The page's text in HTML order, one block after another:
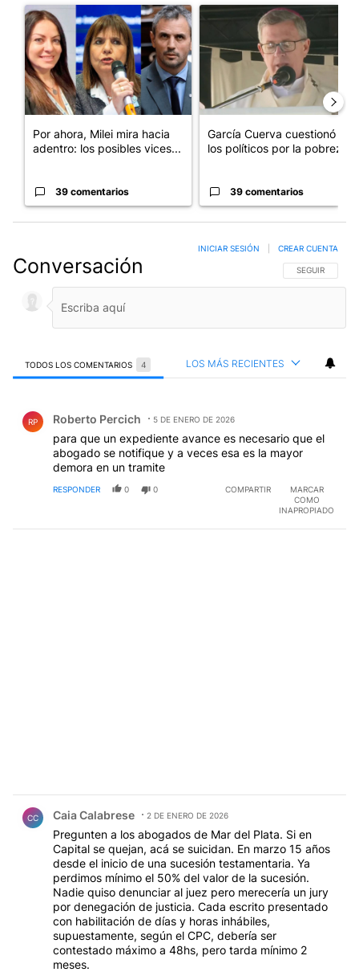
Un artículo de tendencia con el título "Por ahora, Milei mira
Por ahora, Milei mira hacia
adentro: los posibles vices...
39 comentarios
Un artículo de tendencia con
García Cuerva cuestionó a
los políticos por la pobreza
39 comentarios
Conversación SIGA ESTA
SEGUIR
INICIAR SESIÓN CREAR CUENTA
TODOS LOS COMENTARIOS 4 LOS MÁS RECIENTES
RP Roberto Percich 5 DE ENERO DE 2026
para que un expediente avance es necesario que el
abogado se notifique y a veces esa es la mayor
demora en un tramite
RESPONDER 0 0 COMPARTIR
MARCAR
COMO
INAPROPIADO
CC Caia Calabrese 2 DE ENERO DE 2026
Pregunten a los abogados de Mar del Plata. Si en
Capital se quejan, acá se suicidan. En marzo 15 años
desde el inicio de una sucesión testamentaria. Ya
perdimos mínimo el 50% del valor de la sucesión.
Nadie quiso denunciar al juez pero merecería un jury
por denegación de justicia. Cada escrito presentado
con habilitación de días y horas inhábiles,
supuestamente, según el CPC, debería ser
contestado máximo a 48hs, pero tarda mínimo 2
meses.